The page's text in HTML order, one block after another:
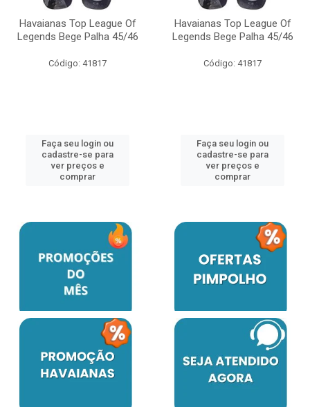
Havaianas Top League Of
Legends Bege Palha 45/46
Código: 41817
Faça seu login ou
cadastre-se para
ver preços e
comprar
Havaianas Top League Of
Legends Bege Palha 45/46
Código: 41817
Faça seu login ou
cadastre-se para
ver preços e
comprar